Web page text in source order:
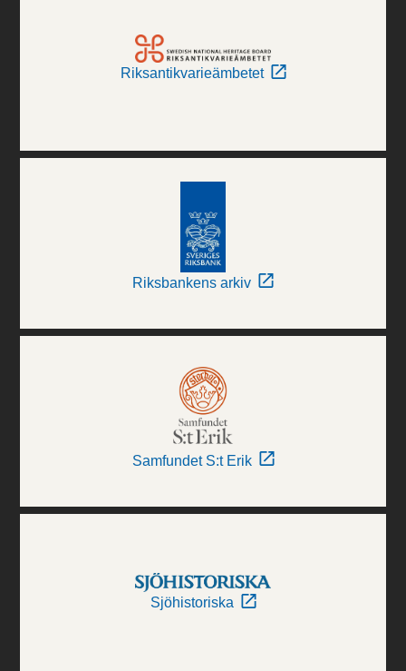
Riksantikvarieämbetet
Riksbankens arkiv
Samfundet S:t Erik
Sjöhistoriska